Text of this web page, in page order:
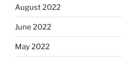
August 2022
June 2022
May 2022